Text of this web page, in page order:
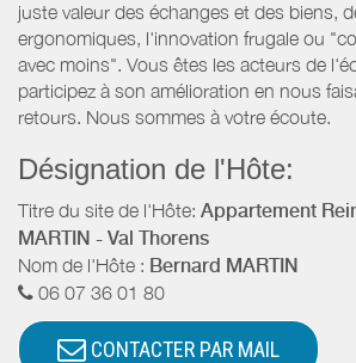
juste valeur des échanges et des biens,
ergonomiques, l'innovation frugale ou
avec moins". Vous êtes les acteurs de
participez à son amélioration en nous
retours. Nous sommes à votre écoute.
Désignation de l'Hôte:
Titre du site de l'Hôte: Appartement
MARTIN - Val Thorens
Nom de l'Hôte : Bernard MARTIN
06 07 36 01 80
CONTACTER PAR MAIL